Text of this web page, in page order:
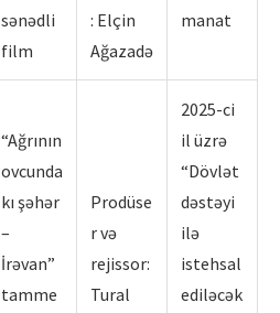
sənədli
film
: Elçin
Ağazadə
manat
“Ağrının
ovcunda
kı şəhər
–
İrəvan”
tamme
Prodüse
r və
rejissor:
Tural
2025-ci
il üzrə
“Dövlət
dəstəyi
ilə
istehsal
ediləcək